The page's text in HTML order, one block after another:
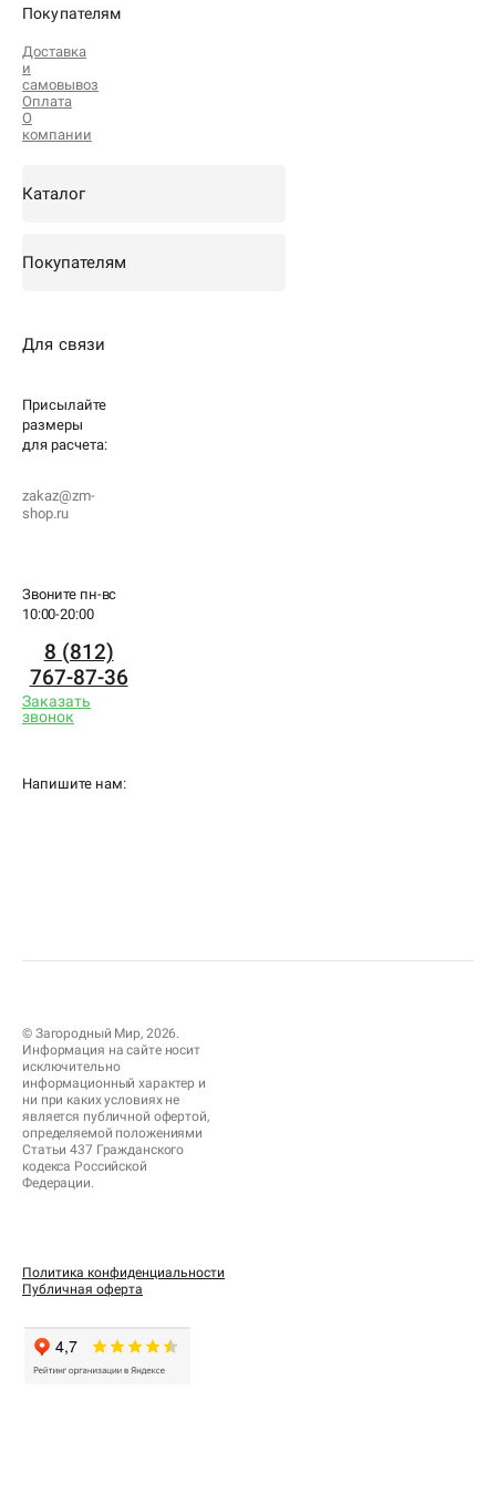
Покупателям
Доставка
и
самовывоз
Оплата
О
компании
Каталог
Покупателям
Для связи
Присылайте
размеры
для расчета:
zakaz@zm-
shop.ru
Звоните пн-вс
10:00-20:00
8 (812)
767-87-36
Заказать
звонок
Напишите нам:
© Загородный Мир, 2026.
Информация на сайте носит
исключительно
информационный характер и
ни при каких условиях не
является публичной офертой,
определяемой положениями
Статьи 437 Гражданского
кодекса Российской
Федерации.
Политика конфиденциальности
Публичная оферта